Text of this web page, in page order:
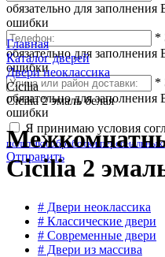
обязательно для заполнения
ошибки
*
обязательно для заполнения
ошибки
*
обязательно для заполнения
ошибки
Я принимаю условия
политики обработки
Отправить
Главная
Каталог дверей
Двери неоклассика
Cicilia
Cicilia 2 эмаль белая
Cicilia 2
# Двери неоклассика
# Классические двери
# Современные двери
# Двери из массива